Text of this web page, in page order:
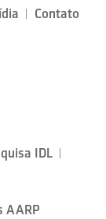
Contato
IDL
AARP